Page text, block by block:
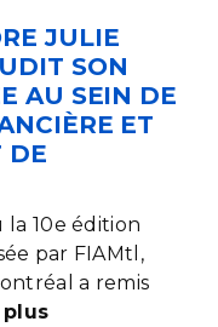
JULIE
SON
AU SEIN DE
ET
DE
10e édition
par FIAMtl,
a remis
plus